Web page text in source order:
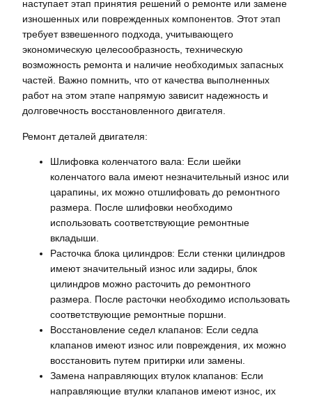
наступает этап принятия решений о ремонте или замене
изношенных или поврежденных компонентов. Этот этап
требует взвешенного подхода, учитывающего
экономическую целесообразность, техническую
возможность ремонта и наличие необходимых запасных
частей. Важно помнить, что от качества выполненных
работ на этом этапе напрямую зависит надежность и
долговечность восстановленного двигателя.
Ремонт деталей двигателя:
Шлифовка коленчатого вала: Если шейки
коленчатого вала имеют незначительный износ или
царапины, их можно отшлифовать до ремонтного
размера. После шлифовки необходимо
использовать соответствующие ремонтные
вкладыши.
Расточка блока цилиндров: Если стенки цилиндров
имеют значительный износ или задиры, блок
цилиндров можно расточить до ремонтного
размера. После расточки необходимо использовать
соответствующие ремонтные поршни.
Восстановление седел клапанов: Если седла
клапанов имеют износ или повреждения, их можно
восстановить путем притирки или замены.
Замена направляющих втулок клапанов: Если
направляющие втулки клапанов имеют износ, их